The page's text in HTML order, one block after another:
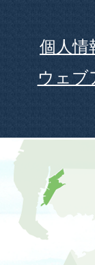
個人情
ウェブ